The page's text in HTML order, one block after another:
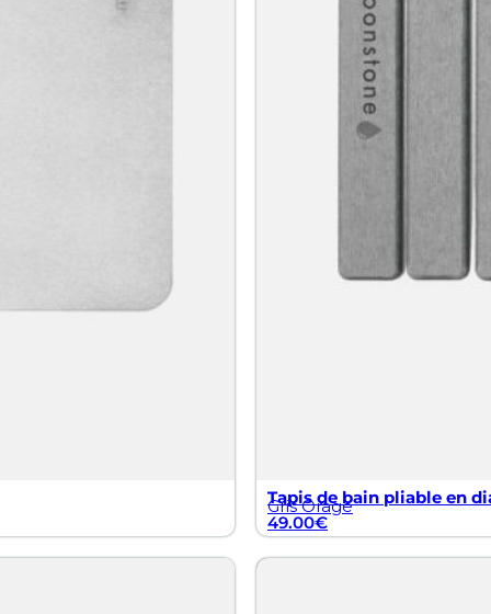
Tapis de bain pliable en
Gris Orage
49.00€